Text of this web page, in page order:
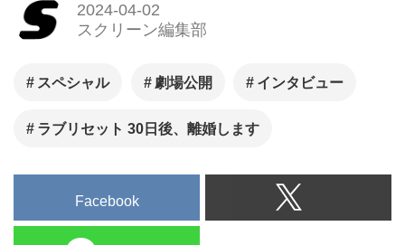
2024-04-02
スクリーン編集部
スペシャル 劇場公開 インタビュー
ラブリセット 30日後、離婚します
Facebook